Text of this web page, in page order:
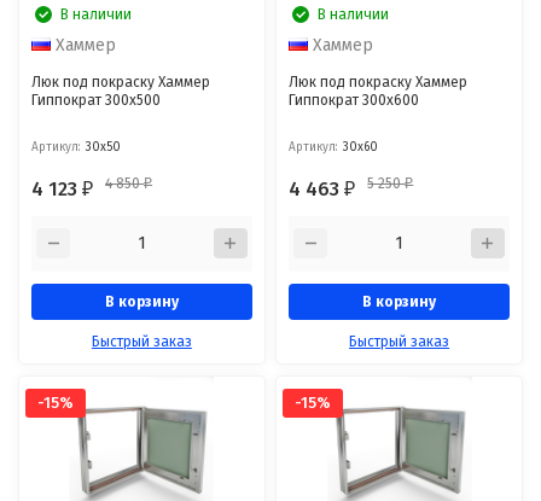
В наличии
Хаммер
Люк под покраску Хаммер
Гиппократ 300x500
Артикул: 30x50
4 123₽ 4 850₽
В корзину
Быстрый заказ
В наличии
Хаммер
Люк под покраску Хаммер
Гиппократ 300x600
Артикул: 30x60
4 463₽ 5 250₽
В корзину
Быстрый заказ
-15% -15%